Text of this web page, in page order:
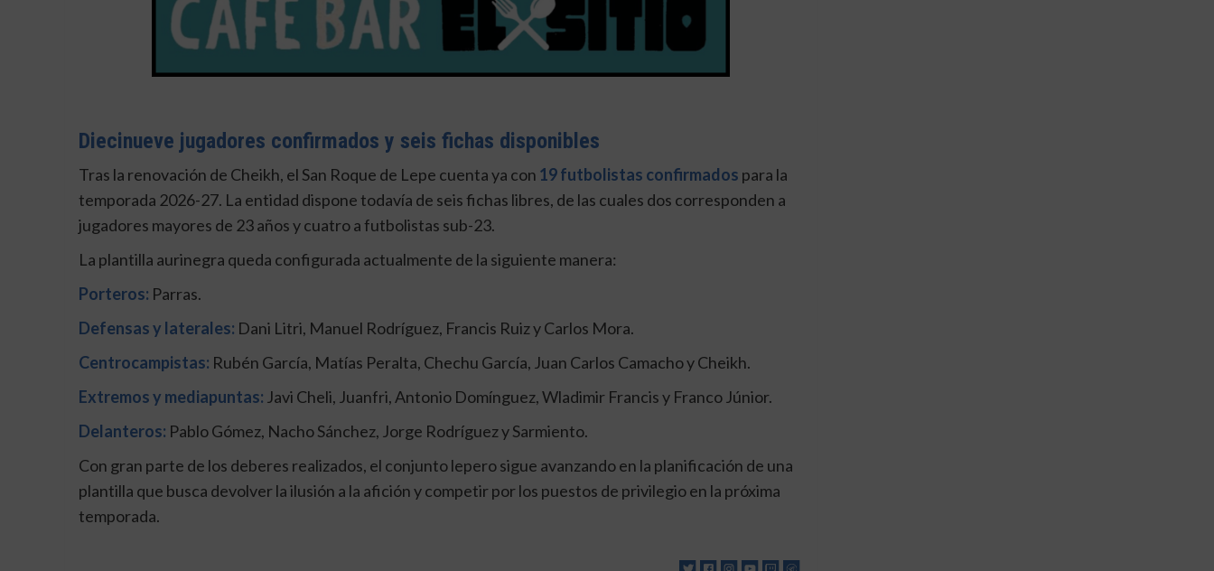
Diecinueve jugadores confirmados y seis fichas disponibles
Tras la renovación de Cheikh, el San Roque de Lepe cuenta ya con 19 futbolistas confirmados para la
temporada 2026-27. La entidad dispone todavía de seis fichas libres, de las cuales dos corresponden a
jugadores mayores de 23 años y cuatro a futbolistas sub-23.
La plantilla aurinegra queda configurada actualmente de la siguiente manera:
Porteros: Parras.
Defensas y laterales: Dani Litri, Manuel Rodríguez, Francis Ruiz y Carlos Mora.
Centrocampistas: Rubén García, Matías Peralta, Chechu García, Juan Carlos Camacho y Cheikh.
Extremos y mediapuntas: Javi Cheli, Juanfri, Antonio Domínguez, Wladimir Francis y Franco Júnior.
Delanteros: Pablo Gómez, Nacho Sánchez, Jorge Rodríguez y Sarmiento.
Con gran parte de los deberes realizados, el conjunto lepero sigue avanzando en la planificación de una
plantilla que busca devolver la ilusión a la afición y competir por los puestos de privilegio en la próxima
temporada.